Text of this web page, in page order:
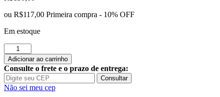
ou R$117,00 Primeira compra - 10% OFF
Em estoque
Luminaria
ARIELTEK
E1347
de
cabine
inox
Adicionar ao carrinho
Consulte o frete e o prazo de entrega:
Consultar
Não sei meu cep